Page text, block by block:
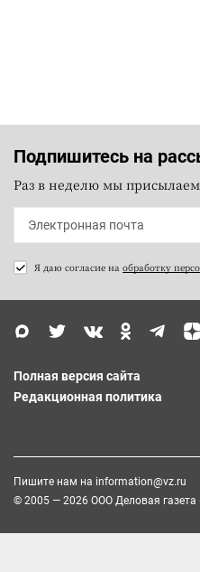
Подпишитесь на
Раз в неделю мы
Я даю согласие на обработку
Полная версия сайта
Редакционная политика
Пишите нам на information@vz.ru
© 2005 — 2026 ООО Деловая газета